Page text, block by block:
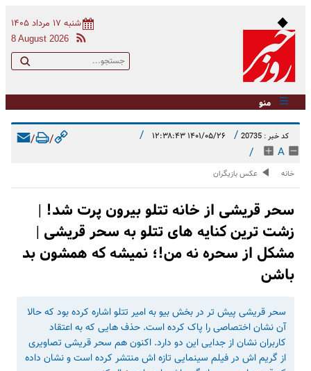
شنبه ۱۷ مرداد ۱۴۰۵
8 August 2026
منو
کد خبر : 20735 / ۱۴۰۱/۰۵/۲۶ ۱۲:۳۸:۴۳ /
A
/
/
/
خانه عکس بازیگران
سحر قریشی از خانه تتلو بیرون پرت شد! |
زشت ترین کنایه های تتلو به سحر قریشی |
مشکل از سحره نه من!؛ نمیشه که همشون بد
باشن
سحر قریشی پیش تر در بخش بیو به امیر تتلو اشاره کرده بود که حالا
آن نشان اختصاصی را پاک کرده است. حذف هایی که به اعتقاد
کاربران نشان از جدایی این دو دارد. اکنون هم سحر قریشی تصاویری
از گریم اش در فیلم سینمایی تازه اش منتشر کرده است و نشان داده